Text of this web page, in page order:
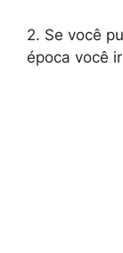
2. Se você
época você